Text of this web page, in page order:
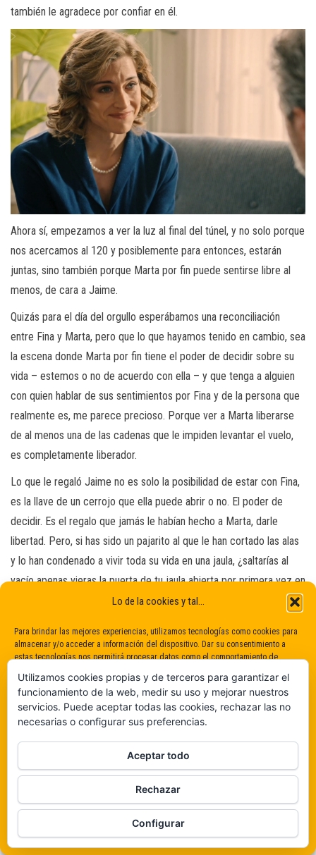
Lo de la cookies y tal...
Para brindar las mejores experiencias, utilizamos tecnologías como cookies para
almacenar y/o acceder a información del dispositivo. Dar su consentimiento a
estas tecnologías nos permitirá procesar datos como el comportamiento de
consentimiento puede afectar negativamente a determinadas características y
funciones.
De ninguna manera
Veámos que hay aquí
Política de cookies
también le agradece por confiar en él.
Ahora sí, empezamos a ver la luz al final del túnel, y no solo porque
nos acercamos al 120 y posiblemente para entonces, estarán
juntas, sino también porque Marta por fin puede sentirse libre al
menos, de cara a Jaime.
Quizás para el día del orgullo esperábamos una reconciliación
entre Fina y Marta, pero que lo que hayamos tenido en cambio, sea
la escena donde Marta por fin tiene el poder de decidir sobre su
vida – estemos o no de acuerdo con ella – y que tenga a alguien
con quien hablar de sus sentimientos por Fina y de la persona que
realmente es, me parece precioso. Porque ver a Marta liberarse
de al menos una de las cadenas que le impiden levantar el vuelo,
es completamente liberador.
Lo que le regaló Jaime no es solo la posibilidad de estar con Fina,
es la llave de un cerrojo que ella puede abrir o no. El poder de
decidir. Es el regalo que jamás le habían hecho a Marta, darle
libertad. Pero, si has sido un pajarito al que le han cortado las alas
y lo han condenado a vivir toda su vida en una jaula, ¿saltarías al
vacío apenas vieras la puerta de tu jaula abierta por primera vez en
tu vida o te quedarías observando el paisaje pensando en todas las
exactamente lo que sucede con Marta. No solo tiene que aprender
a volar, tiene que aprender a andar fuera de una jaula donde se
encontraría totalmente expuesta, y lo que aumenta
exponencialmente sus miedos es el terror de que Fina también
pueda salir lastimada.
Pero sabemos que finalmente Marta lo conseguirá, y no solo por
su amor por Fina, sino porque acabará ganando su convicción de
querer ser valiente y echar a volar. Estoy completamente segura
de ello.
¿Qué nos deparará la siguiente semana? No tenemos ni idea
porque con esta novela es muy difícil acertar cualquier teoría, pero
Utilizamos cookies propias y de terceros para garantizar el
funcionamiento de la web, medir su uso y mejorar nuestros
servicios. Puede aceptar todas las cookies, rechazar las no
necesarias o configurar sus preferencias.
Aceptar todo
Rechazar
Configurar